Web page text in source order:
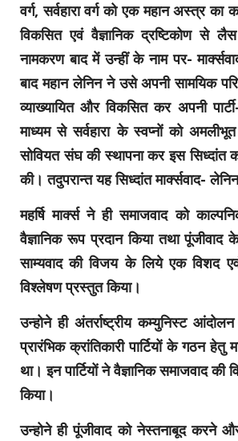
वर्ग, सर्वहारा वर्ग को एक महान अस्त्र
विकसित एवं वैज्ञानिक द्रष्टिकोण से
नामकरण बाद में उन्हीं के नाम पर-
बाद महान लेनिन ने उसे अपनी सामयिक
व्याख्यायित और विकसित कर अपनी
माध्यम से सर्वहारा के स्वप्नों को
सोवियत संघ की स्थापना कर इस सिध्दांत
की। तदुपरान्त यह सिध्दांत मार्क्सवाद-
महर्षि मार्क्स ने ही समाजवाद को
वैज्ञानिक रूप प्रदान किया तथा पूंजीवाद
साम्यवाद की विजय के लिये एक विशद एवं
विश्लेषण प्रस्तुत किया।
उन्होने ही अंतर्राष्ट्रीय कम्युनिस्ट
प्रारंभिक क्रांतिकारी पार्टियों के गठन हेतु
था। इन पार्टियों ने वैज्ञानिक समाजवाद की
किया।
उन्होने ही पूंजीवाद को नेस्तनाबूद करने